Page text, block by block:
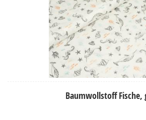
Baumwollstoff Fische,